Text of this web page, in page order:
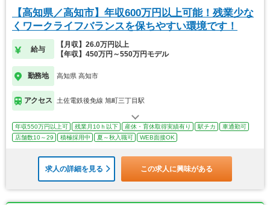
【高知県／高知市】年収600万円以上可能！残業少な
くワークライフバランスを保ちやすい環境です！
給与
【月収】26.0万円以上
【年収】450万円～550万円モデル
勤務地 高知県 高知市
アクセス 土佐電鉄後免線 旭町三丁目駅
年収550万円以上可 残業月10ｈ以下 産休・育休取得実績有り 駅チカ
車通勤可
店舗数10～29
積極採用中 夏～秋入職可 WEB面接OK
求人の詳細を見る この求人に興味がある